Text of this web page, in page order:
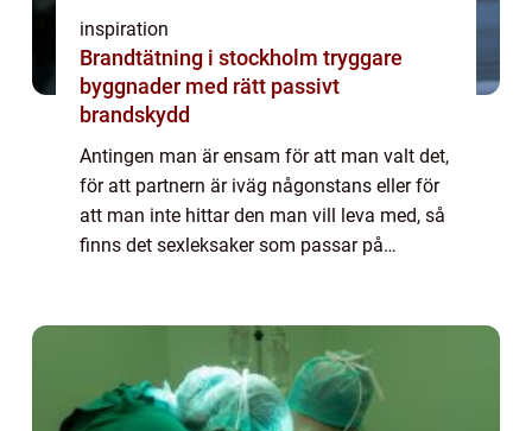
inspiration
Brandtätning i stockholm tryggare
byggnader med rätt passivt
brandskydd
Antingen man är ensam för att man valt det,
för att partnern är iväg någonstans eller för
att man inte hittar den man vill leva med, så
finns det sexleksaker som passar på